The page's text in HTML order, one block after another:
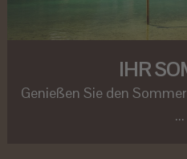
IHR
Genießen Sie den
...